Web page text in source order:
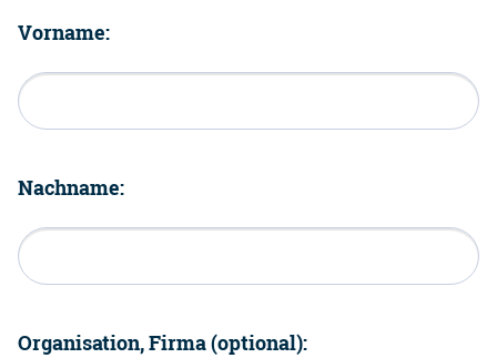
Vorname:
Nachname:
Organisation, Firma (optional):